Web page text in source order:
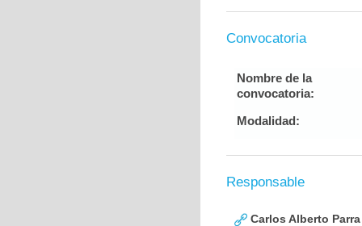
Convocatoria
Nombre de la
convocatoria:
Modalidad:
Responsable
Carlos Alberto